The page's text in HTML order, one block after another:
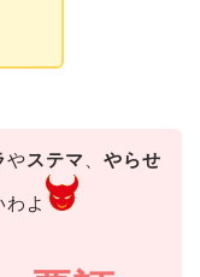
やステマ、 やらせ
よ